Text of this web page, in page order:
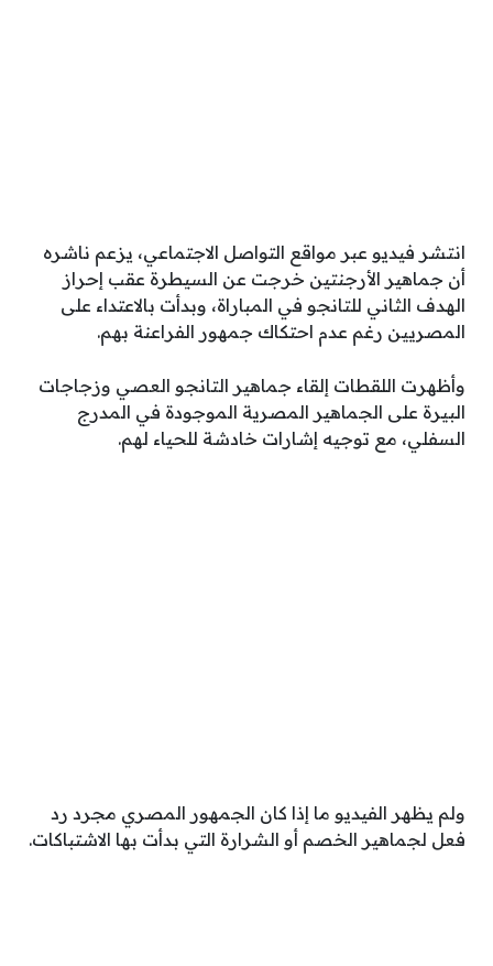
انتشر فيديو عبر مواقع التواصل الاجتماعي، يزعم ناشره
أن جماهير الأرجنتين خرجت عن السيطرة عقب إحراز
الهدف الثاني للتانجو في المباراة، وبدأت بالاعتداء على
المصريين رغم عدم احتكاك جمهور الفراعنة بهم.
وأظهرت اللقطات إلقاء جماهير التانجو العصي وزجاجات
البيرة على الجماهير المصرية الموجودة في المدرج
السفلي، مع توجيه إشارات خادشة للحياء لهم.
ولم يظهر الفيديو ما إذا كان الجمهور المصري مجرد رد
فعل لجماهير الخصم أو الشرارة التي بدأت بها الاشتباكات.